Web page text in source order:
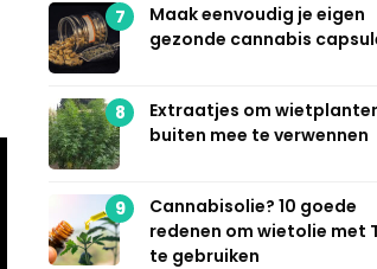
7
Maak eenvoudig je eigen
gezonde cannabis
8
Extraatjes om
buiten mee te verwennen
9
Cannabisolie? 10 goede
redenen om wietolie met
te gebruiken